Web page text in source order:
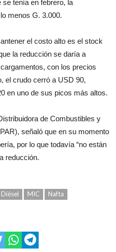
se tenía en febrero, la
menos G. 3.000.
el costo alto es el stock
la reducción se daría a
con los precios
el crudo cerró a USD 90,
en uno de sus picos más altos.
de Combustibles y
señaló que en su momento
por lo que todavía “no están
reducción.
Diésel MIC
Nafta